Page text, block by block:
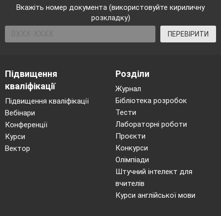
Вкажіть номер документа (використовуйте кириличну
розкладку)
ПЕРЕВІРИТИ
Підвищення
кваліфікації
Підвищення кваліфікації
Вебінари
Конференції
Курси
Вектор
Розділи
Журнал
Бібліотека розробок
Тести
Лабораторні роботи
Проєкти
Конкурси
Олімпіади
Штучний інтелект для
вчителів
Курси англійської мови